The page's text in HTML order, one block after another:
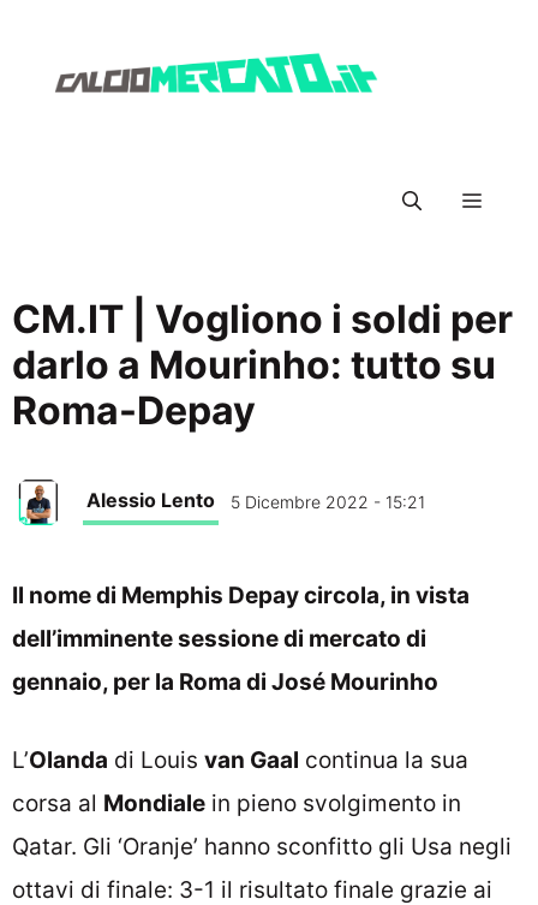
Menu
CM.IT | Vogliono i soldi per
darlo a Mourinho: tutto su
Roma-Depay
Alessio Lento 5 Dicembre 2022 - 15:21
Il nome di Memphis Depay circola, in vista
dell’imminente sessione di mercato di
gennaio, per la Roma di José Mourinho
L’Olanda di Louis van Gaal continua la sua
corsa al Mondiale in pieno svolgimento in
Qatar. Gli ‘Oranje’ hanno sconfitto gli Usa negli
ottavi di finale: 3-1 il risultato finale grazie ai